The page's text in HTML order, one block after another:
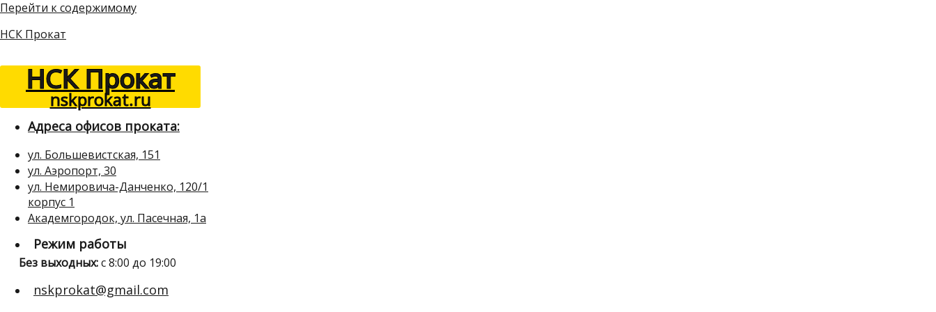
Перейти к содержимому
НСК Прокат
НСК Прокат
nskprokat.ru
Адреса офисов проката:
ул. Большевистская, 151
ул. Аэропорт, 30
ул. Немировича-Данченко, 120/1
корпус 1
Академгородок, ул. Пасечная, 1а
Режим работы
Без выходных:с 8:00 до 19:00
nskprokat@gmail.com